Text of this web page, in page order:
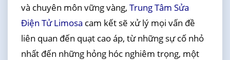
và chuyên môn vững vàng, Trung Tâm Sửa
Điện Tử Limosa cam kết sẽ xử lý mọi vấn đề
liên quan đến quạt cao áp, từ những sự cố nhỏ
nhất đến những hỏng hóc nghiêm trọng, một